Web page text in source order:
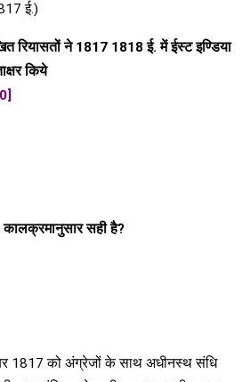
ई.)
रियासतों ने 1817 1818 ई. में ईस्ट इण्डिया
किये
सही है?
1817 को अंग्रेजों के साथ अधीनस्थ संधि